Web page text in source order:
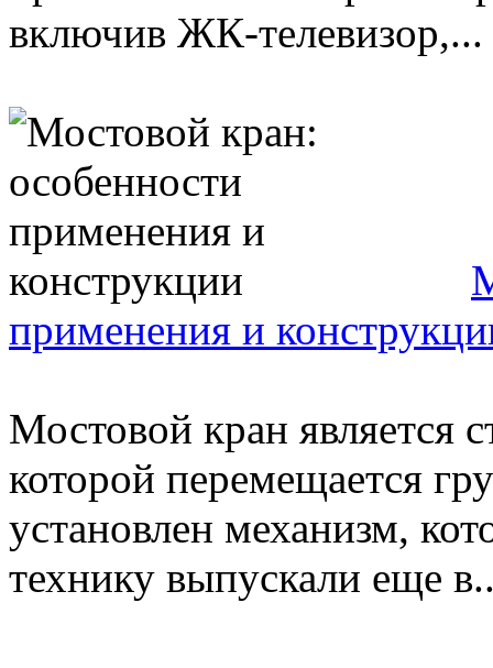
включив ЖК-телевизор,...
применения и
Мостовой кран является
которой перемещается
установлен механизм,
технику выпускали еще